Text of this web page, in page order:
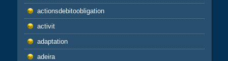
actionsdebitoobligation
activit
adaptation
adeira